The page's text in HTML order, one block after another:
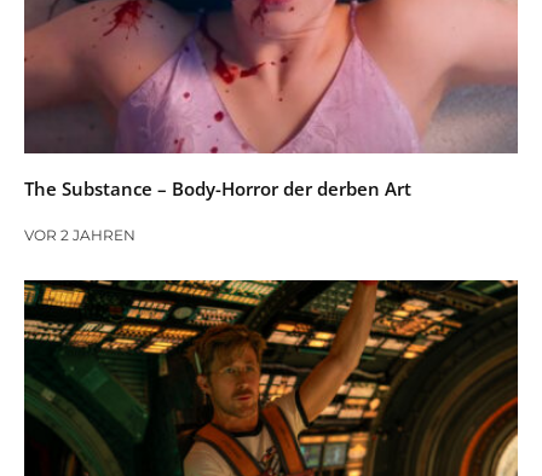
The Substance – Body-Horror der derben Art
VOR 2 JAHREN